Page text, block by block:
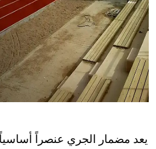
يعد مضمار الجري عنصراً